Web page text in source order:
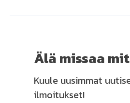
Älä missaa
Kuule uusimmat
ilmoitukset!